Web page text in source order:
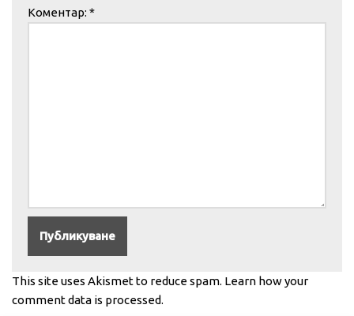
Коментар: *
This site uses Akismet to reduce spam. Learn how your
comment data is processed.